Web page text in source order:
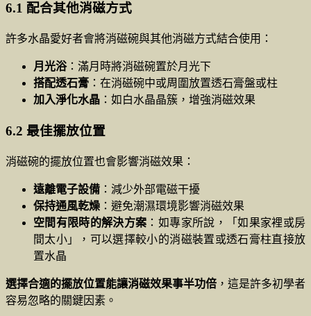
6.1 配合其他消磁方式
許多水晶愛好者會將消磁碗與其他消磁方式結合使用：
月光浴：滿月時將消磁碗置於月光下
搭配透石膏 ：在消磁碗中或周圍放置透石膏盤或柱
加入淨化水晶 ：如白水晶晶簇，增強消磁效果
6.2 最佳擺放位置
消磁碗的擺放位置也會影響消磁效果：
遠離電子設備 ：減少外部電磁干擾
保持通風乾燥 ：避免潮濕環境影響消磁效果
空間有限時的解決方案 ：如專家所說，「如果家裡或房
間太小」，可以選擇較小的消磁裝置或透石膏柱直接放
置水晶
選擇合適的擺放位置能讓消磁效果事半功倍 ，這是許多初學者
容易忽略的關鍵因素。